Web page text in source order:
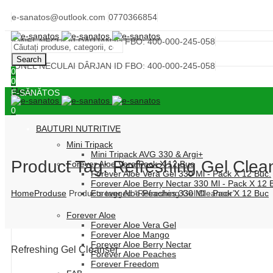
e-sanatos@outlook.com 0770366854
IONEL NECULAI DÂRJAN ID FBO: 400-000-245-058
IONEL NECULAI DÂRJAN ID FBO: 400-000-245-058
Search
0
0
Menu
0
E-SĂNĂTOS
BAUTURI NUTRITIVE
Mini Tripack
Mini Tripack AVG 330 & Argi+
Forever Aloe Vera Pack X 12 Buc
Forever Aloe Vera Gel 330 Ml - Pack X 12 Buc.
Forever Aloe Berry Nectar 330 Ml - Pack X 12
Forever Aloe Peaches 330 Ml - Pack X 12 Buc
Forever Aloe
Forever Aloe Vera Gel
Forever Aloe Mango
Forever Aloe Berry Nectar
Forever Aloe Peaches
Forever Freedom
Product Tag: Refreshing Gel
HomeProduse Products tagged “Refreshing Gel Cleanser”
Refreshing Gel Cleanser